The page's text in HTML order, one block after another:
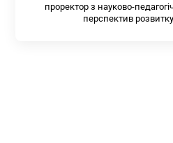
проректор з науково-
перспектив